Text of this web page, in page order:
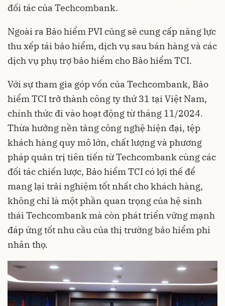
đối tác của Techcombank.
Ngoài ra Bảo hiểm PVI cũng sẽ cung cấp năng lực
thu xếp tái bảo hiểm, dịch vụ sau bán hàng và các
dịch vụ phụ trợ bảo hiểm cho Bảo hiểm TCI.
Với sự tham gia góp vốn của Techcombank, Bảo
hiểm TCI trở thành công ty thứ 31 tại Việt Nam,
chính thức đi vào hoạt động từ tháng 11/2024.
Thừa hưởng nền tảng công nghệ hiện đại, tệp
khách hàng quy mô lớn, chất lượng và phương
pháp quản trị tiên tiến từ Techcombank cùng các
đối tác chiến lược, Bảo hiểm TCI có lợi thế để
mang lại trải nghiệm tốt nhất cho khách hàng,
không chỉ là một phần quan trọng của hệ sinh
thái Techcombank mà còn phát triển vững mạnh
đáp ứng tốt nhu cầu của thị trường bảo hiểm phi
nhân thọ.